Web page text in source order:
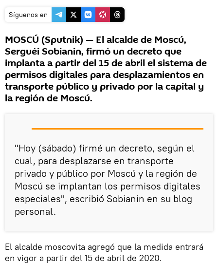
Síguenos en
MOSCÚ (Sputnik) — El alcalde de Moscú,
Serguéi Sobianin, firmó un decreto que
implanta a partir del 15 de abril el sistema de
permisos digitales para desplazamientos en
transporte público y privado por la capital y
la región de Moscú.
"Hoy (sábado) firmé un decreto, según el
cual, para desplazarse en transporte
privado y público por Moscú y la región de
Moscú se implantan los permisos digitales
especiales", escribió Sobianin en su blog
personal.
El alcalde moscovita agregó que la medida entrará
en vigor a partir del 15 de abril de 2020.